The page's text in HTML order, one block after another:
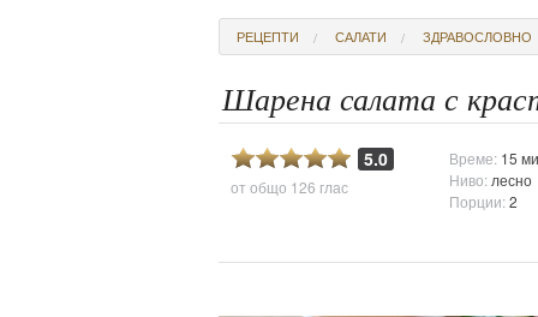
РЕЦЕПТИ САЛАТИ ЗДРАВОСЛОВНО
Шарена салата с
5.0
от общо 126 глас
Време: 15
Ниво: лесно
Порции:2